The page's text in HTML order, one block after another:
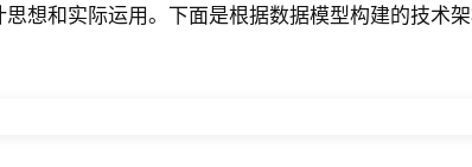
想和实际运用。下面是根据数据模型构建的技术